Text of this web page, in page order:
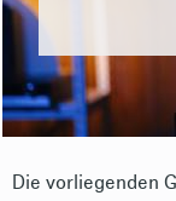
Die vorliegenden